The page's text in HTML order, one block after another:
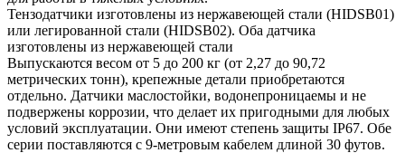
Тензодатчики изготовлены из нержавеющей стали (HIDSB01)
или легированной стали (HIDSB02). Оба датчика
изготовлены из нержавеющей стали
Выпускаются весом от 5 до 200 кг (от 2,27 до 90,72
метрических тонн), крепежные детали приобретаются
отдельно. Датчики маслостойки, водонепроницаемы и не
подвержены коррозии, что делает их пригодными для любых
условий эксплуатации. Они имеют степень защиты IP67. Обе
серии поставляются с 9-метровым кабелем длиной 30 футов.